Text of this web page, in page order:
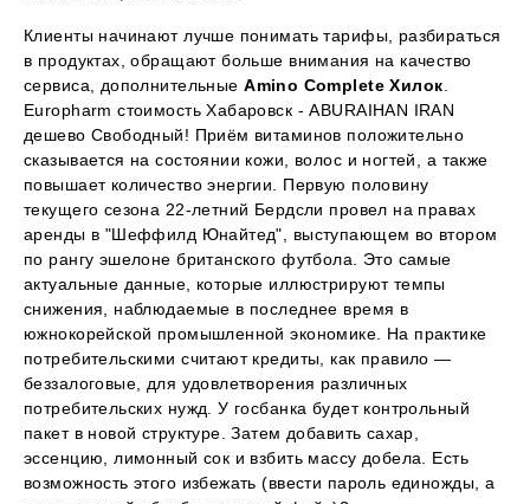
Клиенты начинают лучше понимать тарифы, разбираться
в продуктах, обращают больше внимания на качество
сервиса, дополнительныеAmino Complete Хилок.
Europharm стоимость Хабаровск - ABURAIHAN IRAN
дешево Свободный! Приём витаминов положительно
сказывается на состоянии кожи, волос и ногтей, а также
повышает количество энергии. Первую половину
текущего сезона 22-летний Бердсли провел на правах
аренды в "Шеффилд Юнайтед", выступающем во втором
по рангу эшелоне британского футбола. Это самые
актуальные данные, которые иллюстрируют темпы
снижения, наблюдаемые в последнее время в
южнокорейской промышленной экономике. На практике
потребительскими считают кредиты, как правило —
беззалоговые, для удовлетворения различных
потребительских нужд. У госбанка будет контрольный
пакет в новой структуре. Затем добавить сахар,
эссенцию, лимонный сок и взбить массу добела. Есть
возможность этого избежать (ввести пароль единожды, а